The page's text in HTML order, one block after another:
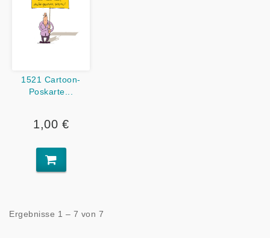
1521 Cartoon-
Poskarte...
1,00 €
Ergebnisse 1 – 7 von 7